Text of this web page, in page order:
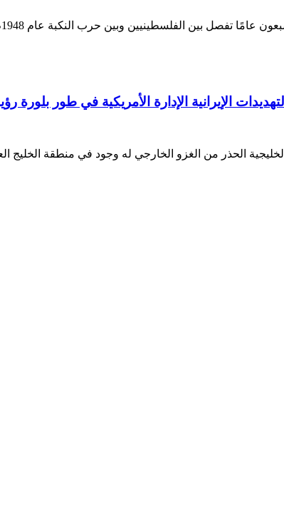
الإيرانية الإدارة الأمريكية في طور بلورة
الحذر من الغزو الخارجي له وجود في منطقة الخليج